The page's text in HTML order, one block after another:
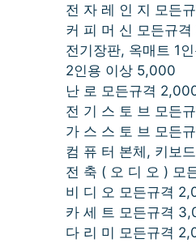
전 자 레 인 지 모든
커 피 머 신 모든규
전기장판, 옥매트 1
2인용 이상 5,000
난 로 모든규격
전 기 스 토 브 모든
가 스 스 토 브 모든
컴 퓨 터 본체, 키보
전 축 ( 오 디 오 ) 모
비 디 오 모든규격
카 세 트 모든규격
다 리 미 모든규격